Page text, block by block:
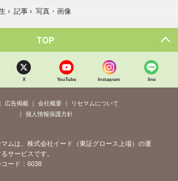
› 記事 › 写真・画像
TOP
X YouTube Instagram line
広告掲載 会社概要
リセマムについて
個人情報保護方針
マムは、株式会社イード（東証グロース上場）の運
サービスです。
ード：6038